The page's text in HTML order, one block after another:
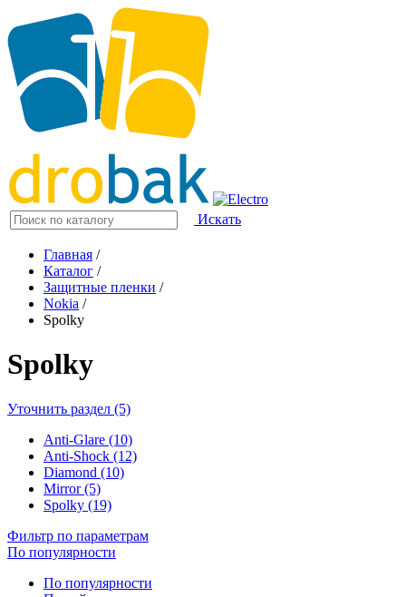
Искать
Главная /
Каталог /
Защитные пленки /
Nokia /
Spolky
Spolky
Уточнить раздел (5)
Anti-Glare (10)
Anti-Shock (12)
Diamond (10)
Mirror (5)
Spolky (19)
Фильтр по параметрам
По популярности
По популярности